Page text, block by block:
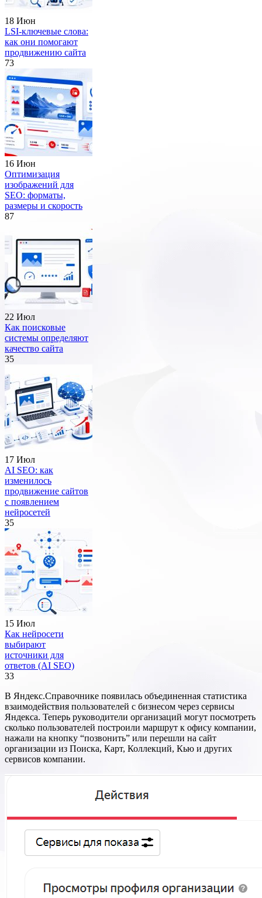
18 Июн
LSI-ключевые слова:
как они помогают
продвижению сайта
73
16 Июн
Оптимизация
изображений для
SEO: форматы,
размеры и скорость
87
22 Июл
Как поисковые
системы определяют
качество сайта
35
17 Июл
AI SEO: как
изменилось
продвижение сайтов
с появлением
нейросетей
35
15 Июл
Как нейросети
выбирают
источники для
ответов (AI SEO)
33
В Яндекс.Справочнике появилась объединенная статистика
взаимодействия пользователей с бизнесом через сервисы
Яндекса. Теперь руководители организаций могут посмотреть
сколько пользователей построили маршрут к офису компании,
нажали на кнопку “позвонить” или перешли на сайт
организации из Поиска, Карт, Коллекций, Кью и других
сервисов компании.